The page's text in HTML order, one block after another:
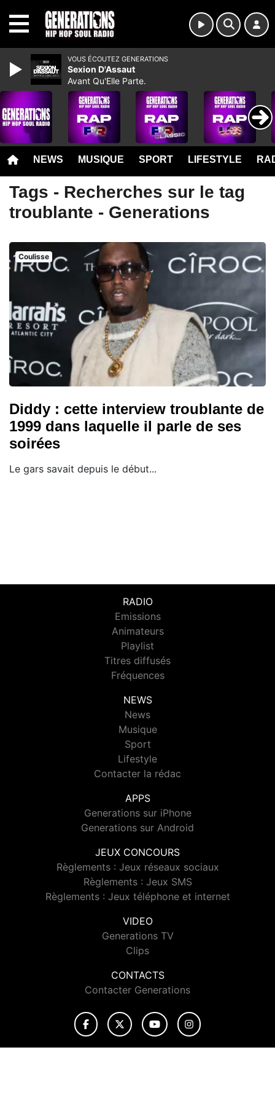
NEWS MUSIQUE SPORT LIFESTYLE
Tags - Recherches sur le tag
troublante - Generations
Coulisse
Diddy : cette interview troublante de
1999 dans laquelle il parle de ses
soirées
Le gars savait depuis le début...
RADIO
Emissions
Animateurs
Playlist
Titres diffusés
Fréquences
NEWS
News
Musique
Sport
Lifestyle
Contacter la rédac
APPS
Generations sur iPhone
Generations sur Android
JEUX CONCOURS
Règlements : Jeux réseaux sociaux
Règlements : Jeux SMS
Règlements : Jeux téléphone et internet
VIDEO
Generations TV
Clips
CONTACTS
Contacter Generations
VOUS ÉCOUTEZ GENERATIONS
Sexion D'Assaut
Avant Qu'Elle Parte.